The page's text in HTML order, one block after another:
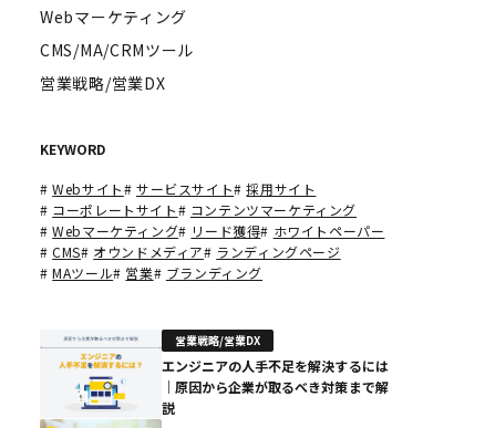
Webマーケティング
CMS/MA/CRMツール
営業戦略/営業DX
KEYWORD
#Webサイト#サービスサイト#採用サイト
# コーポレートサイト# コンテンツマーケティング
#Webマーケティング# リード獲得# ホワイトペーパー
#CMS# オウンドメディア# ランディングページ
#MAツール# 営業# ブランディング
営業戦略/営業DX
エンジニアの人手不足を解決するには
｜原因から企業が取るべき対策まで解
説